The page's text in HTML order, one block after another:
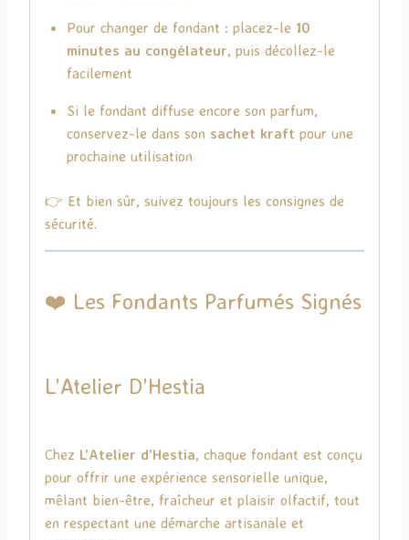
Pour changer de fondant : placez-le 10
minutes au congélateur, puis décollez-le
facilement
Si le fondant diffuse encore son parfum,
conservez-le dans son sachet kraft pour une
prochaine utilisation
👉 Et bien sûr, suivez toujours les consignes de
sécurité.
❤️ Les Fondants Parfumés Signés
L’Atelier D’Hestia
Chez L’Atelier d’Hestia, chaque fondant est conçu
pour offrir une expérience sensorielle unique,
mêlant bien-être, fraîcheur et plaisir olfactif, tout
en respectant une démarche artisanale et